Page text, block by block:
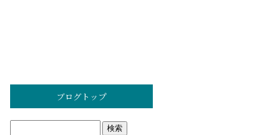
ブログトップ